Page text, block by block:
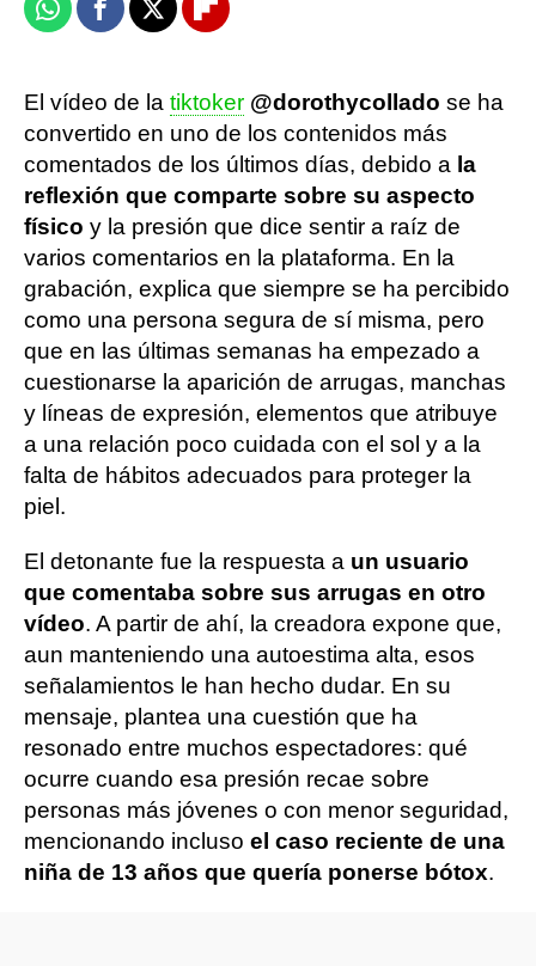
WhatsappFacebook
X Flipboard
El vídeo de la tiktoker @dorothycollado se ha
convertido en uno de los contenidos más
comentados de los últimos días, debido a la
reflexión que comparte sobre su aspecto
físico y la presión que dice sentir a raíz de
varios comentarios en la plataforma. En la
grabación, explica que siempre se ha percibido
como una persona segura de sí misma, pero
que en las últimas semanas ha empezado a
cuestionarse la aparición de arrugas, manchas
y líneas de expresión, elementos que atribuye
a una relación poco cuidada con el sol y a la
falta de hábitos adecuados para proteger la
piel.
El detonante fue la respuesta a un usuario
que comentaba sobre sus arrugas en otro
vídeo. A partir de ahí, la creadora expone que,
aun manteniendo una autoestima alta, esos
señalamientos le han hecho dudar. En su
mensaje, plantea una cuestión que ha
resonado entre muchos espectadores: qué
ocurre cuando esa presión recae sobre
personas más jóvenes o con menor seguridad,
mencionando incluso el caso reciente de una
niña de 13 años que quería ponerse bótox.